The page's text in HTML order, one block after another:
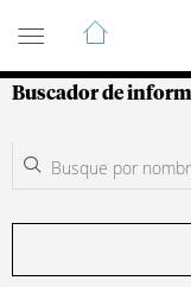
Guía de
Buscador de